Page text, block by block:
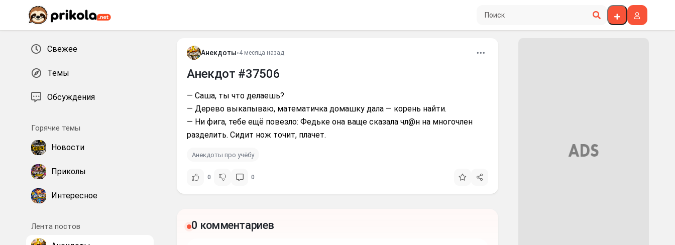
Перейти к контенту
Поиск по сайту
Свежее
Темы
Обсуждения
Горячие темы
Новости
Приколы
Интересное
Лента постов
Анекдоты•4 месяца назад
Анекдот #37506
— Саша, ты что делаешь?
— Дерево выкапываю, математичка домашку дала — корень найти.
— Ни фига, тебе ещё повезло: Федьке она ваще сказала чл@н на многочлен
разделить. Сидит нож точит, плачет.
Анекдоты про учёбу
0 0
0 комментариев